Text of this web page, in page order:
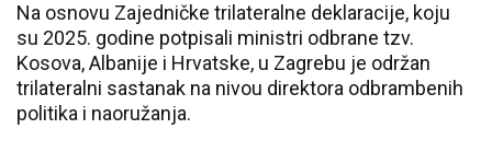
Na osnovu Zajedničke trilateralne deklaracije, koju
su 2025. godine potpisali ministri odbrane tzv.
Kosova, Albanije i Hrvatske, u Zagrebu je održan
trilateralni sastanak na nivou direktora odbrambenih
politika i naoružanja.